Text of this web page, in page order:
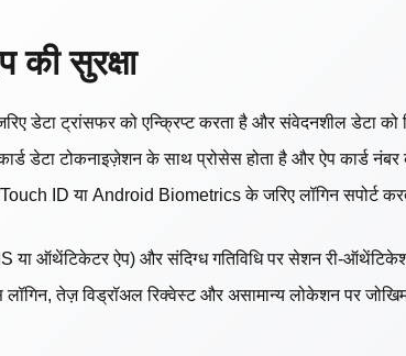
सुरक्षा
डेटा ट्रांसफर को एन्क्रिप्ट करता है और संवेदनशील डेटा को
डेटा टोकनाइज़ेशन के साथ प्रोसेस होता है और ऐप कार्ड
ID या Android Biometrics के जरिए लॉगिन सपोर्ट
या ऑथेंटिकेटर ऐप) और संदिग्ध गतिविधि पर सेशन री-
लॉगिन, तेज़ विड्रॉअल रिक्वेस्ट और असामान्य लोकेशन पर